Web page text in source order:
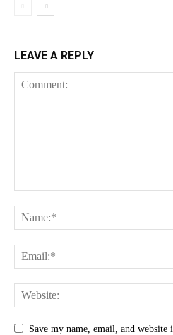
LEAVE A REPLY
Save my name, email, and